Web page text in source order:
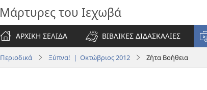
Μάρτυρες του Ιεχωβά
ΑΡΧΙΚΗ ΣΕΛΙΔΑ
ΒΙΒΛΙΚΕΣ ΔΙΔΑΣΚΑΛΙΕΣ
Περιοδικά Ξύπνα! | Οκτώβριος 2012 Ζήτα Βοήθεια